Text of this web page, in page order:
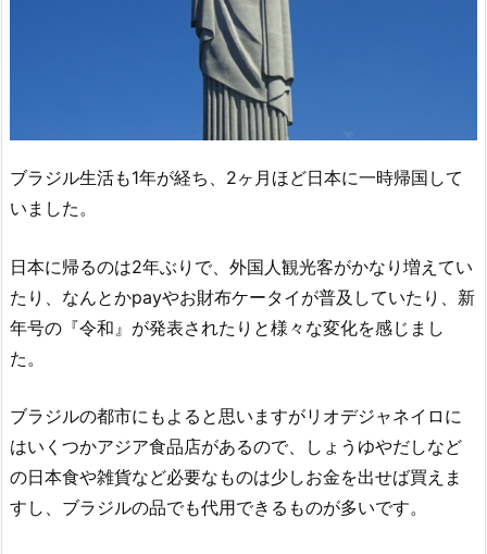
ブラジル生活も1年が経ち、2ヶ月ほど日本に一時帰国して
いました。
日本に帰るのは2年ぶりで、外国人観光客がかなり増えてい
たり、なんとかpayやお財布ケータイが普及していたり、新
年号の『令和』が発表されたりと様々な変化を感じまし
た。
ブラジルの都市にもよると思いますがリオデジャネイロに
はいくつかアジア食品店があるので、しょうゆやだしなど
の日本食や雑貨など必要なものは少しお金を出せば買えま
すし、ブラジルの品でも代用できるものが多いです。